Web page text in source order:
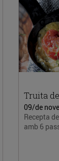
Truita
09/de
Recepta
amb 6